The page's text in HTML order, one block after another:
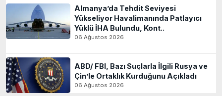
Almanya’da Tehdit Seviyesi
Yükseliyor Havalimanında Patlayıcı
Yüklü İHA Bulundu, Kont..
06 Ağustos 2026
ABD/ FBI, Bazı Suçlarla İlgili Rusya ve
Çin’le Ortaklık Kurduğunu Açıkladı
06 Ağustos 2026